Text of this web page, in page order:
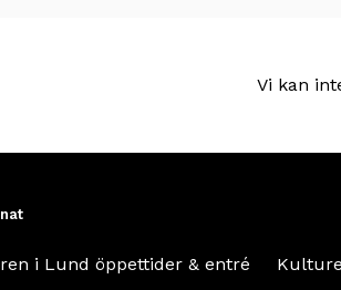
Vi kan
i Lund öppettider & entré